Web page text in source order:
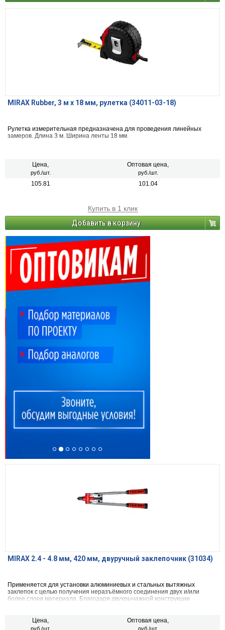
MIRAX Rubber, 3 м х 18 мм, рулетка (34011-03-18)
Рулетка измерительная предназначена для проведения линейных
замеров. Длина 3 м. Ширина ленты 18 мм.
Цена,
руб./шт.
Оптовая цена,
руб./шт.
105.81 101.04
Купить в 1 клик
Добавить в корзину
MIRAX 2.4 - 4.8 мм, 420 мм, двуручный заклепочник (31034)
Применяется для установки алюминиевых и стальных вытяжных
заклепок с целью получения неразъёмного соединения двух и/или
более слоев материала. Благодаря двухрычажной конструкции
Цена,
руб./шт.
Оптовая цена,
руб./шт.